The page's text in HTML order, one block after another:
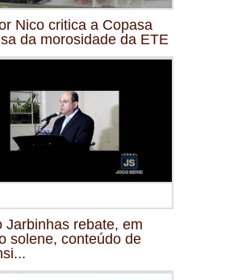
Nico critica a Copasa
da morosidade da ETE
Jarbinhas rebate, em
solene, conteúdo de